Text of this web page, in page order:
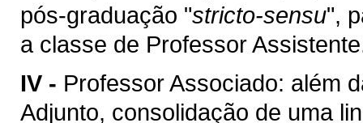
pós-graduação "stricto-sensu",
a classe de Professor
IV - Professor Associado: além
Adjunto, consolidação de uma